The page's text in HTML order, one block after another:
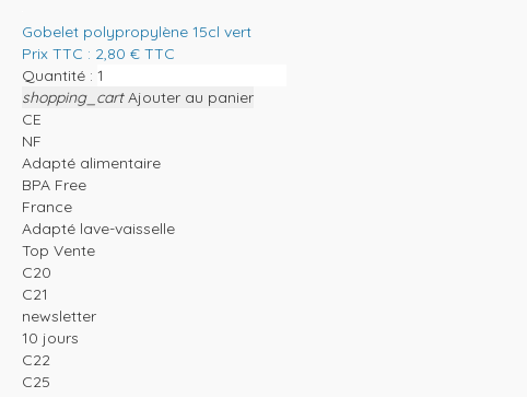
Gobelet polypropylène 15cl vert
Prix TTC : 2,80 € TTC
Quantité :
shopping_cart Ajouter au panier
CE
NF
Adapté alimentaire
BPA Free
France
Adapté lave-vaisselle
Top Vente
C20
C21
newsletter
10 jours
C22
C25